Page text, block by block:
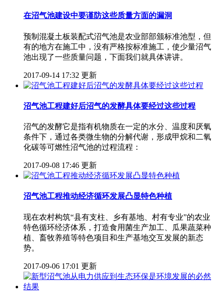
在沼气池建设中要谨防这些质量方面的漏洞
预制混凝土板装配式沼气池是农业部部颁标准池型，但
有的地方在施工中，没有严格按标准施工，使少量沼气
池出现了一些质量问题，下面我们就具体讲讲。
2017-09-14 17:32 更新
沼气池工程建好后沼气的发酵具体要经过这些过程
沼气的发酵它是指有机物质在一定的水分、温度和厌氧
条件下，通过各类微生物的分解代谢，形成甲烷和二氧
化碳等可燃性沼气池的过程流程：
2017-09-08 17:46 更新
沼气池工程推动经济循环发展凸显特色种植
现在农村构筑“县有支柱、乡有基地、村有专业”的农业
特色循环经济体系，打造食用菌生产加工、瓜果蔬菜种
植、畜牧养殖等特色项目和生产基地交互发展的新态
势。
2017-09-06 17:01 更新